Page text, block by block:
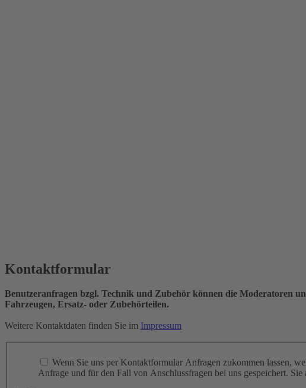
Kontaktformular
Benutzeranfragen bzgl. Technik und Zubehör können die Moderatoren
Fahrzeugen, Ersatz- oder Zubehörteilen.
Weitere Kontaktdaten finden Sie im Impressum
Wenn Sie uns per Kontaktformular Anfragen zukommen lassen,
Anfrage und für den Fall von Anschlussfragen bei uns gespeichert.